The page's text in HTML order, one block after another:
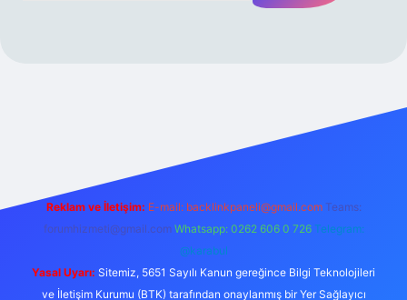
Reklam ve İletişim: E-mail: backlinkpaneli@gmail.com Teams:
forumhizmeti@gmail.com Whatsapp: 0262 606 0 726 Telegram:
@karabul
Yasal Uyarı: Sitemiz, 5651 Sayılı Kanun gereğince Bilgi Teknolojileri
ve İletişim Kurumu (BTK) tarafından onaylanmış bir Yer Sağlayıcı